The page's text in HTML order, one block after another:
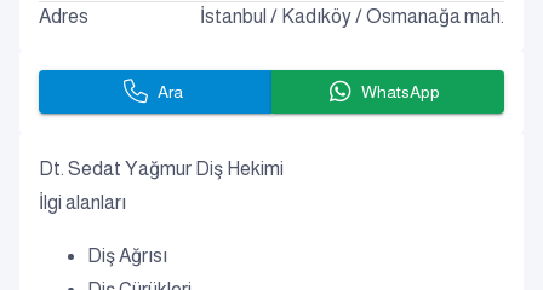
Dt. Sedat Yağmur Diş Hekimi
İlgi alanları
Diş Ağrısı
Adres
İstanbul / Kadıköy/Osmanağa mah.
Ara WhatsApp